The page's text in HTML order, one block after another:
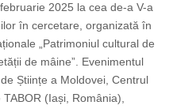
2025 la cea de-a V-a
în cercetare, organizată în
„Patrimoniul cultural de
de mâine”. Evenimentul
Științe a Moldovei, Centrul
(Iași, România),